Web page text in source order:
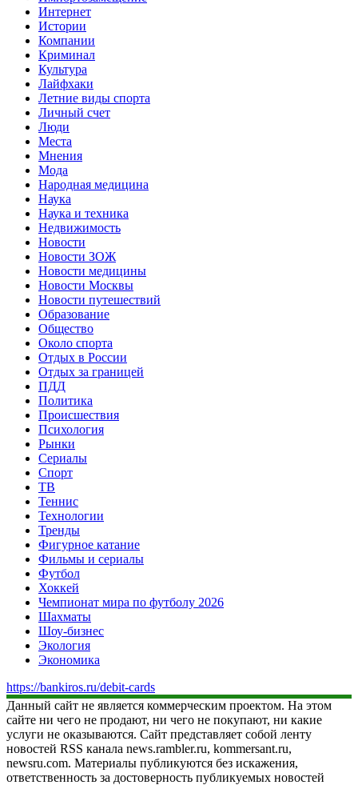
Интернет
Истории
Компании
Криминал
Культура
Лайфхаки
Летние виды спорта
Личный счет
Люди
Места
Мнения
Мода
Народная медицина
Наука
Наука и техника
Недвижимость
Новости
Новости ЗОЖ
Новости медицины
Новости Москвы
Новости путешествий
Образование
Общество
Около спорта
Отдых в России
Отдых за границей
ПДД
Политика
Происшествия
Психология
Рынки
Сериалы
Спорт
ТВ
Теннис
Технологии
Тренды
Фигурное катание
Фильмы и сериалы
Футбол
Хоккей
Чемпионат мира по футболу 2026
Шахматы
Шоу-бизнес
Экология
Экономика
https://bankiros.ru/debit-cards
Данный сайт не является коммерческим проектом. На этом
сайте ни чего не продают, ни чего не покупают, ни какие
услуги не оказываются. Сайт представляет собой ленту
новостей RSS канала news.rambler.ru, kommersant.ru,
newsru.com. Материалы публикуются без искажения,
ответственность за достоверность публикуемых новостей